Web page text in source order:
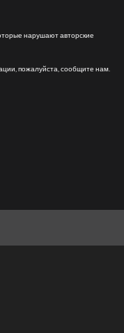
нарушают авторские
пожалуйста, сообщите нам.